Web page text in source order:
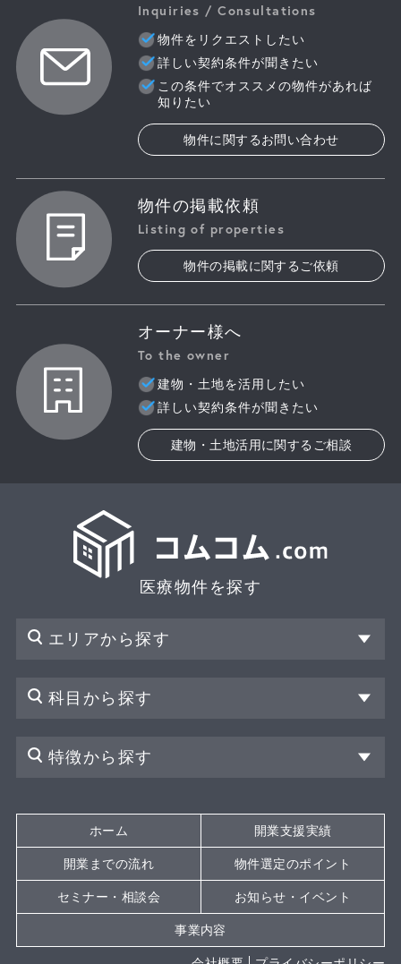
Inquiries / Consultations
物件をリクエストしたい
詳しい契約条件が聞きたい
この条件でオススメの物件があれば
知りたい
物件に関するお問い合わせ
物件の掲載依頼
Listing of properties
物件の掲載に関するご依頼
オーナー様へ
To the owner
建物・土地を活用したい
詳しい契約条件が聞きたい
建物・土地活用に関するご相談
医療物件を探す
エリアから探す
科目から探す
特徴から探す
ホーム 開業支援実績
開業までの流れ 物件選定のポイント
セミナー・相談会 お知らせ・イベント
事業内容